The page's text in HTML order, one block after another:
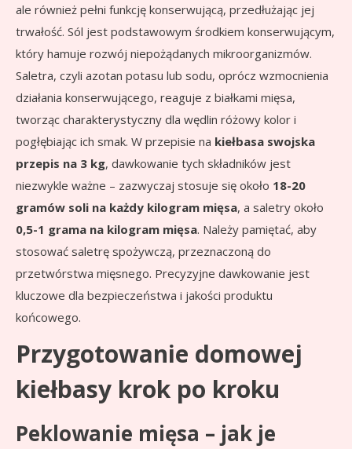
ale również pełni funkcję konserwującą, przedłużając jej
trwałość. Sól jest podstawowym środkiem konserwującym,
który hamuje rozwój niepożądanych mikroorganizmów.
Saletra, czyli azotan potasu lub sodu, oprócz wzmocnienia
działania konserwującego, reaguje z białkami mięsa,
tworząc charakterystyczny dla wędlin różowy kolor i
pogłębiając ich smak. W przepisie na kiełbasa swojska
przepis na 3 kg, dawkowanie tych składników jest
niezwykle ważne – zazwyczaj stosuje się około 18-20
gramów soli na każdy kilogram mięsa, a saletry około
0,5-1 grama na kilogram mięsa. Należy pamiętać, aby
stosować saletrę spożywczą, przeznaczoną do
przetwórstwa mięsnego. Precyzyjne dawkowanie jest
kluczowe dla bezpieczeństwa i jakości produktu
końcowego.
Przygotowanie domowej
kiełbasy krok po kroku
Peklowanie mięsa – jak je